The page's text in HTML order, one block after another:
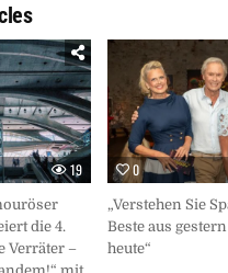
19
die 4.
Verräter –
0
„Verstehen Sie
Beste aus
heute“